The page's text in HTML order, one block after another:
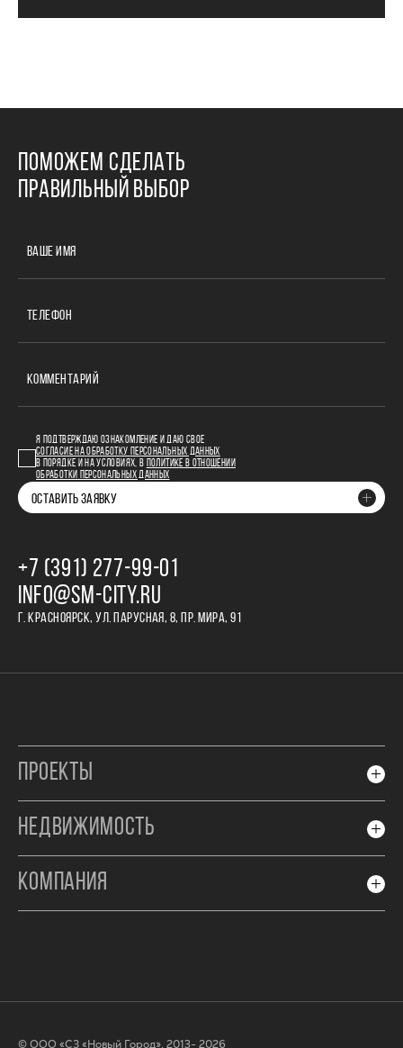
ПОМОЖЕМ СДЕЛАТЬ
ПРАВИЛЬНЫЙ ВЫБОР
ВАШЕ ИМЯ
ТЕЛЕФОН
КОММЕНТАРИЙ
Я ПОДТВЕРЖДАЮ ОЗНАКОМЛЕНИЕ И ДАЮ СВОЕ
СОГЛАСИЕ НА ОБРАБОТКУ ПЕРСОНАЛЬНЫХ ДАННЫХ
В ПОРЯДКЕ И НА УСЛОВИЯХ, В
ПОЛИТИКЕ В ОТНОШЕНИИ
ОБРАБОТКИ ПЕРСОНАЛЬНЫХ ДАННЫХ
ОСТАВИТЬ ЗАЯВКУ
+7 (391) 277‒99‒01
INFO@SM-CITY.RU
Г. КРАСНОЯРСК, УЛ. ПАРУСНАЯ, 8, ПР. МИРА, 91
ПРОЕКТЫ
НЕДВИЖИМОСТЬ
КОМПАНИЯ
© ООО «СЗ «Новый Город», 2013- 2026